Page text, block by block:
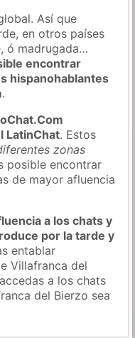
Así que
en otros países
ó madrugada…
encontrar
hispanohablantes
.
LatinChat. Estos
zonas
posible encontrar
de mayor afluencia
a los chats y
por la tarde y
entablar
Villafranca del
a los chats
del Bierzo sea